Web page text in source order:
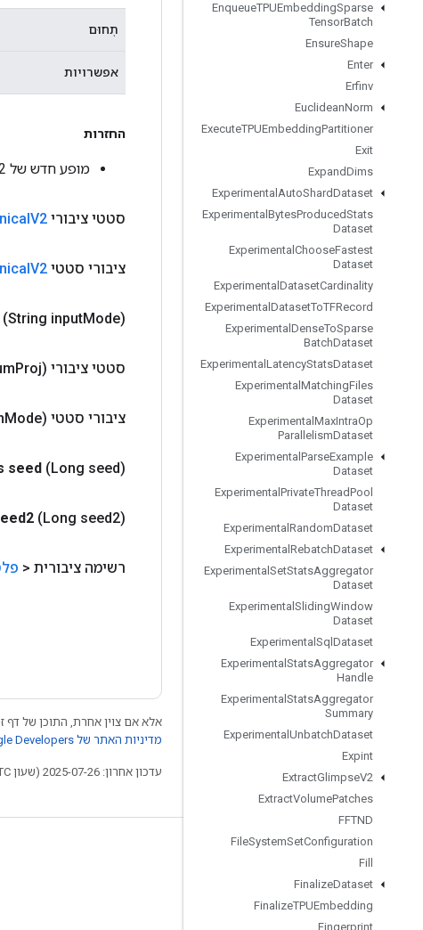
EnqueueTPUEmbeddingSparse
TensorBatch
EnsureShape
Enter
Erfinv
EuclideanNorm
ExecuteTPUEmbeddingPartitioner
Exit
ExpandDims
Experimental AutoShardDataset
Experimental BytesProducedStats
Dataset
Experimental ChooseFastest
Dataset
Experimental DatasetCardinality
Experimental DatasetToTFRecord
Experimental DenseToSparse
BatchDataset
Experimental LatencyStatsDataset
Experimental MatchingFiles
Dataset
Experimental MaxIntraOp
ParallelismDataset
Experimental ParseExample
Dataset
Experimental PrivateThreadPool
Dataset
Experimental RandomDataset
Experimental RebatchDataset
Experimental SetStatsAggregator
Dataset
Experimental SlidingWindow
Dataset
Experimental Sql Dataset
Experimental StatsAggregator
Handle
Experimental StatsAggregator
Summary
Experimental UnbatchDataset
Expint
ExtractGlimpseV2
ExtractVolumePatches
FFTND
FileSystemSetConfiguration
Fill
FinalizeDataset
FinalizeTPUEmbedding
Fingerprint
תְחוּם
אפשרויות
החזרות
מופע חדש של CudnnRNNParamsToCanonicalV2
סטטי ציבורי V2
ציבורי סטטי V2
(String inputMode)
סטטי ציבורי Proj)
ציבורי סטטי Mode)
seed (Long seed)
(Long seed2)
רשימה ציבורית <
אלא אם צוין אחרת, התוכן של דף
מדיניות האתר של Google Developers‏
עדכון אחרון: 2025-07-26 (שעון UTC).
לא להתנתק
בלוג